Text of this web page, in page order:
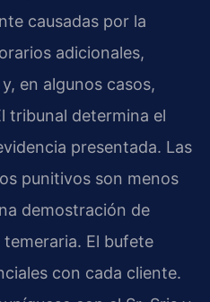
causadas por la
adicionales,
en algunos casos,
tribunal determina el
presentada. Las
punitivos son menos
demostración de
El bufete
con cada cliente.